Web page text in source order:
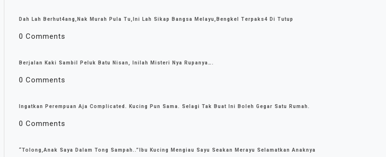
Dah Lah Berhut4ang,Nak Murah Pula Tu,Ini Lah Sikap Bangsa Melayu,Bengkel Terpaks4 Di Tutup
0 Comments
Berjalan Kaki Sambil Peluk Batu Nisan, Inilah Misteri Nya Rupanya….
0 Comments
Ingatkan Perempuan Aja Complicated. Kucing Pun Sama. Selagi Tak Buat Ini Boleh Gegar Satu Rumah.
0 Comments
“Tolong,Anak Saya Dalam Tong Sampah..”Ibu Kucing Mengiau Sayu Seakan Merayu Selamatkan Anaknya